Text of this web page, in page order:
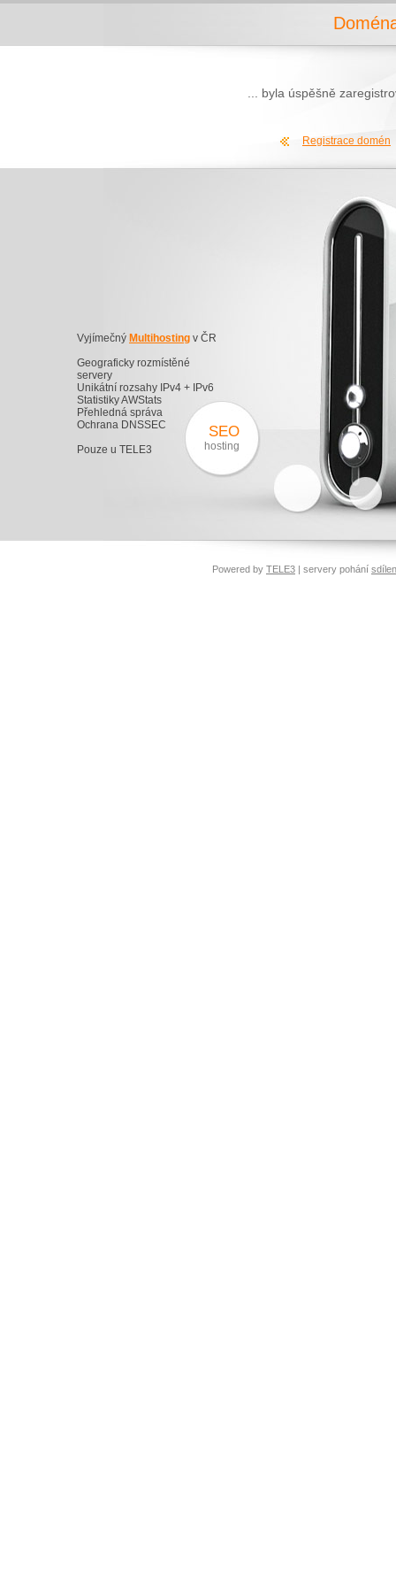
... byla úspěšně
Registrace domén
Vyjímečný Multihosting v ČR
Geograficky rozmístěné
servery
Unikátní rozsahy IPv4 + IPv6
Statistiky AWStats
Přehledná správa
Ochrana DNSSEC
Pouze u TELE3
SEO
hosting
Powered by TELE3 | servery pohání